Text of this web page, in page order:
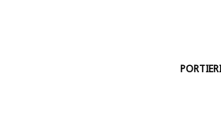
PORTIERI